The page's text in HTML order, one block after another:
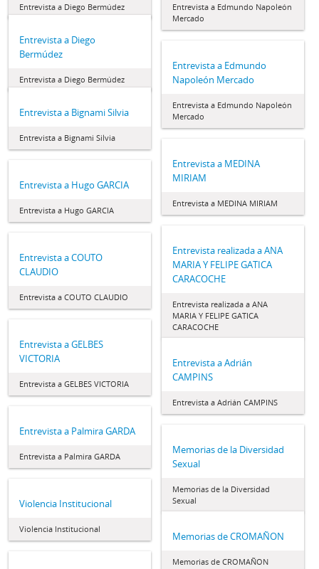
Entrevista a Diego Bermúdez
Entrevista a Edmundo Napoleón
Mercado
Entrevista a Diego
Bermúdez
Entrevista a Diego Bermúdez
Entrevista a Edmundo
Napoleón Mercado
Entrevista a Edmundo Napoleón
Mercado
Entrevista a Bignami Silvia
Entrevista a Bignami Silvia
Entrevista a MEDINA
MIRIAM
Entrevista a MEDINA MIRIAM
Entrevista a Hugo GARCIA
Entrevista a Hugo GARCIA
Entrevista realizada a ANA
MARIA Y FELIPE GATICA
CARACOCHE
Entrevista realizada a ANA
MARIA Y FELIPE GATICA
CARACOCHE
Entrevista a COUTO
CLAUDIO
Entrevista a COUTO CLAUDIO
Entrevista a GELBES
VICTORIA
Entrevista a GELBES VICTORIA
Entrevista a Adrián
CAMPINS
Entrevista a Adrián CAMPINS
Entrevista a Palmira GARDA
Entrevista a Palmira GARDA
Memorias de la Diversidad
Sexual
Memorias de la Diversidad
Sexual
Violencia Institucional
Violencia Institucional
Memorias de CROMAÑON
Memorias de CROMAÑON